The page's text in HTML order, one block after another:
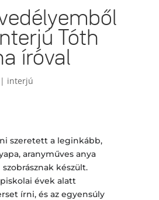
Tóth
íróval
| interjú
szeretett a leginkább,
aranyműves anya
készült.
évek alatt
írni, és az egyensúly